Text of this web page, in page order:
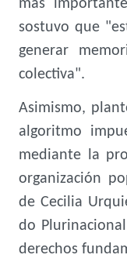
más
sostuvo que
generar
colectiva".
Asimismo,
algoritmo
mediante la
organización
de Cecilia
do
derechos